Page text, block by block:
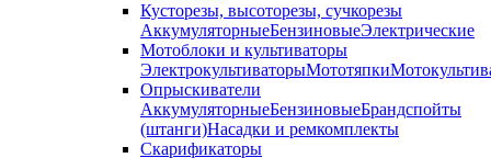
Кусторезы, высоторезы, сучкорезы
АккумуляторныеБензиновыеЭлектрические
Мотоблоки и культиваторы
ЭлектрокультиваторыМототяпки
Опрыскиватели
АккумуляторныеБензиновыеБрандспойты
(штанги)Насадки и ремкомплекты
Скарификаторы